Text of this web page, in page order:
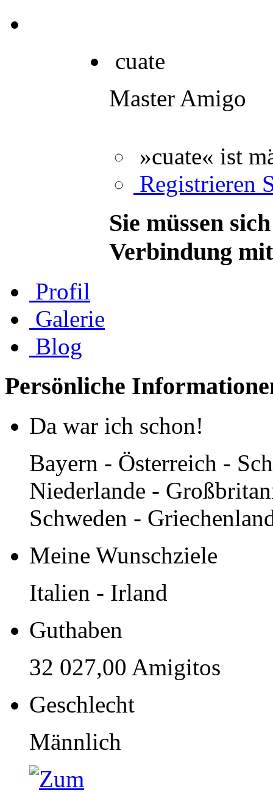
cuate
Master Amigo
»cuate« ist
Registrieren
Sie müssen
Verbindung
Profil
Galerie
Blog
Persönliche
Da war ich schon!
Bayern - Österreich -
Niederlande -
Schweden -
Meine Wunschziele
Italien - Irland
Guthaben
32 027,00 Amigitos
Geschlecht
Männlich